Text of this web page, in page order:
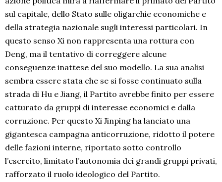
sul capitale, dello Stato sulle oligarchie economiche e
della strategia nazionale sugli interessi particolari. In
questo senso Xi non rappresenta una rottura con
Deng, ma il tentativo di correggere alcune
conseguenze inattese del suo modello. La sua analisi
sembra essere stata che se si fosse continuato sulla
strada di Hu e Jiang, il Partito avrebbe finito per essere
catturato da gruppi di interesse economici e dalla
corruzione. Per questo Xi Jinping ha lanciato una
gigantesca campagna anticorruzione, ridotto il potere
delle fazioni interne, riportato sotto controllo
l’esercito, limitato l’autonomia dei grandi gruppi privati,
rafforzato il ruolo ideologico del Partito.